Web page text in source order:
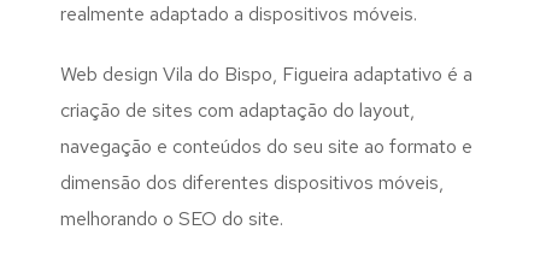
realmente adaptado a dispositivos móveis.
Web design Vila do Bispo, Figueira adaptativo é a
criação de sites com adaptação do layout,
navegação e conteúdos do seu site ao formato e
dimensão dos diferentes dispositivos móveis,
melhorando o SEO do site.